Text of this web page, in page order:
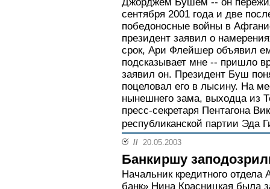
Джорджем Бушем -- он
сентября 2001 года и две
победоносные войны в
президент заявил о
срок, Ари Флейшер объявил
подсказывает мне -- пришло
заявил он. Президент Буш
поцеловал его в лысину. На
нынешнего зама, выходца из
пресс-секретаря Пентагона
республиканской партии Эда
// 20.05.2003
Банкиршу
Начальник кредитного
банк» Нина Красницкая была